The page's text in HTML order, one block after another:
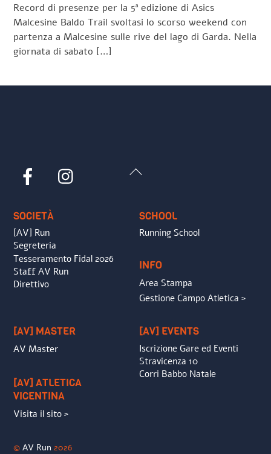
Record di presenze per la 5ª edizione di Asics
Malcesine Baldo Trail svoltasi lo scorso weekend con
partenza a Malcesine sulle rive del lago di Garda. Nella
giornata di sabato […]
Back
Facebook
SOCIETÀ
[AV] Run
Segreteria
Tesseramento Fidal 2026
Staff AV Run
Direttivo
SCHOOL
Running School
INFO
Area Stampa
Gestione Campo Atletica >
[AV] MASTER
AV Master
[AV] ATLETICA
VICENTINA
Visita il sito >
[AV] EVENTS
Iscrizione Gare ed Eventi
Stravicenza 10
Corri Babbo Natale
©AV Run 2026